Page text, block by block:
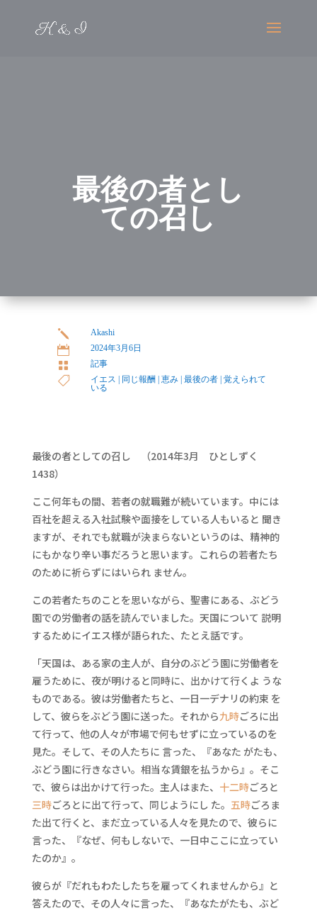
最後の者とし
ての召し
j Akashi
 2024年3月6日
 記事
 イエス 同じ報酬 |恵み |最後の者 |覚えられて
いる
最後の者としての召し （2014年3月 ひとしずく
1438）
ここ何年もの間、若者の就職難が続いています。中には
百社を超える入社試験や面接をしている人もいると 聞き
ますが、それでも就職が決まらないというのは、精神的
にもかなり辛い事だろうと思います。これらの若者たち
のために祈らずにはいられ ません。
この若者たちのことを思いながら、聖書にある、ぶどう
園での労働者の話を読んでいました。天国について 説明
するためにイエス様が語られた、たとえ話です。
「天国は、ある家の主人が、自分のぶどう園に労働者を
雇うために、夜が明けると同時に、出かけて行くよ うな
ものである。彼は労働者たちと、一日一デナリの約束 を
して、彼らをぶどう園に送った。それから九時ごろに出
て行って、他の人々が市場で何もせずに立っているのを
見た。そして、その人たちに 言った、『あなた がたも、
ぶどう園に行きなさい。相当な賃銀を払うから』。そこ
で、彼らは出かけて行った。主人はまた、 十二時ごろと
三時ごろとに出て行って、同じようにし た。 五時ごろま
た出て行くと、まだ立っている人々を見たので、彼らに
言った、『なぜ、何もしないで、一日中ここに立ってい
たのか』。
彼らが『だれもわたしたちを雇ってくれませんから』と
答えたので、その人々に言った、『あなたがたも、ぶど